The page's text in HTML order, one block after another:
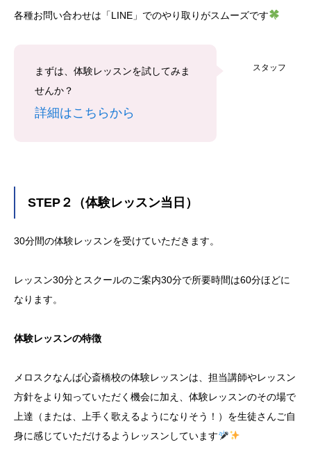
各種お問い合わせは「LINE」でのやり取りがスムーズです
スタッフ
まずは、体験レッスンを試してみま
せんか？
詳細はこちらから
STEP２（体験レッスン当日）
30分間の体験レッスンを受けていただきます。
レッスン30分とスクールのご案内30分で所要時間は60分ほどに
なります。
体験レッスンの特徴
メロスクなんば心斎橋校の体験レッスンは、担当講師やレッスン
方針をより知っていただく機会に加え、体験レッスンのその場で
上達（または、上手く歌えるようになりそう！）を生徒さんご自
身に感じていただけるようレッスンしています